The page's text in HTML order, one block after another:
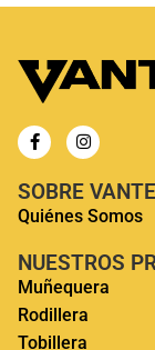
SOBRE
Quiénes Somos
NUESTROS
Muñequera
Rodillera
Tobillera